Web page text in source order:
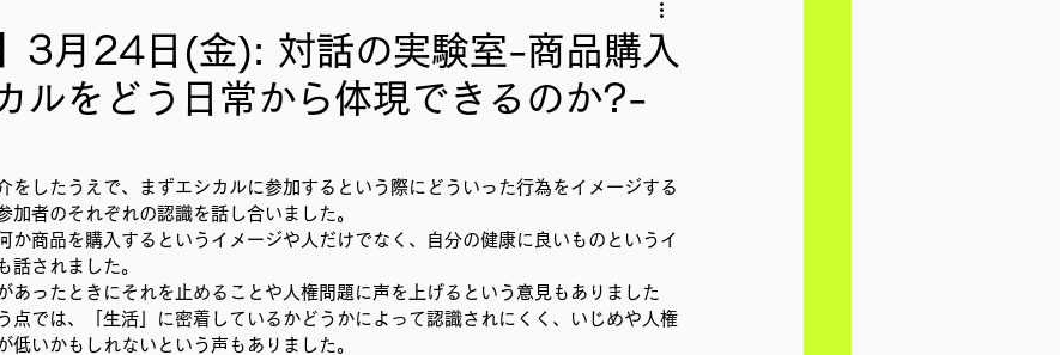
YouthCan CHANGE 社会を変えるムーブメント
ロジェクト 教材開発
ことばのたまり場 雑談 大地と地球
3月24日(金): 対話の実験室-商品購入
ルをどう日常から体現できるのか?-
をしたうえで、まずエシカルに参加するという際にどういった行為をイメージする
加者のそれぞれの認識を話し合いました。
か商品を購入するというイメージや人だけでなく、自分の健康に良いものというイ
話されました。
あったときにそれを止めることや人権問題に声を上げるという意見もありました
点では、「生活」に密着しているかどうかによって認識されにくく、いじめや人権
低いかもしれないという声もありました。